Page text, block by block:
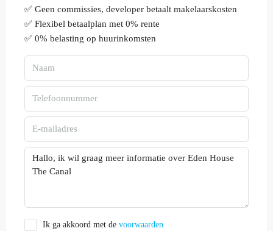
✅ Geen commissies, developer betaalt makelaarskosten
✅ Flexibel betaalplan met 0% rente
✅ 0% belasting op huurinkomsten
Ik ga akkoord met de voorwaarden